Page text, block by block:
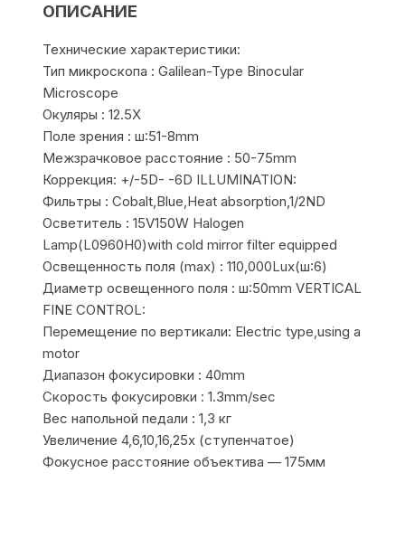
ОПИСАНИЕ
Технические характеристики:
Тип микроскопа : Galilean-Type Binocular
Microscope
Окуляры : 12.5X
Поле зрения : ш:51-8mm
Межзрачковое расстояние : 50-75mm
Коррекция: +/-5D- -6D ILLUMINATION:
Фильтры : Cobalt,Blue,Heat absorption,1/2ND
Осветитель : 15V150W Halogen
Lamp(L0960H0)with cold mirror filter equipped
Освещенность поля (max) : 110,000Lux(ш:6)
Диаметр освещенного поля : ш:50mm VERTICAL
FINE CONTROL:
Перемещение по вертикали: Electric type,using a
motor
Диапазон фокусировки : 40mm
Скорость фокусировки : 1.3mm/sec
Вес напольной педали : 1,3 кг
Увеличение 4,6,10,16,25х (ступенчатое)
Фокусное расстояние объектива — 175мм